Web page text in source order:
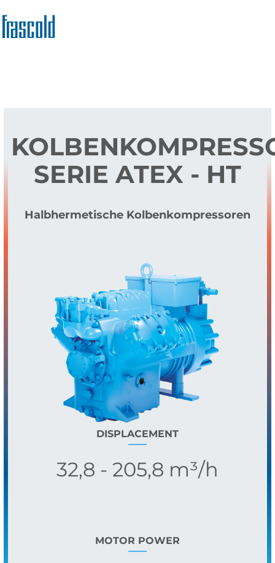
zum
Inhalt
SERIE ATEX - HT
Halbhermetische Kolbenkompressoren
DISPLACEMENT
32,8 - 205,8 m³/h
MOTOR POWER